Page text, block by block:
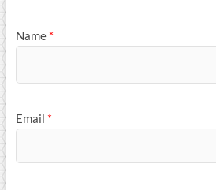
Name *
Email *